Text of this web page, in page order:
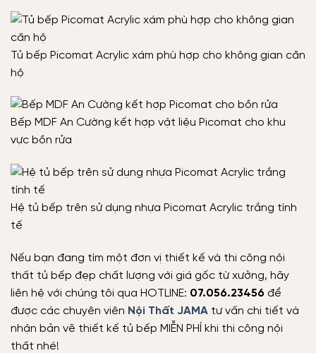
Tủ bếp Picomat Acrylic xám phù hợp cho không gian căn
hộ
Bếp MDF An Cường kết hợp vật liệu Picomat cho khu
vực bồn rửa
Hệ tủ bếp trên sử dụng nhựa Picomat Acrylic trắng tính
tế
Nếu bạn đang tìm một đơn vị thiết kế và thi công nội
thất tủ bếp đẹp chất lượng với giá gốc từ xưởng, hãy
liên hệ với chúng tôi qua HOTLINE: 07.056.23456 để
được các chuyên viên Nội Thất JAMA tư vấn chi tiết và
nhận bản vẽ thiết kế tủ bếp MIỄN PHÍ khi thi công nội
thất nhé!